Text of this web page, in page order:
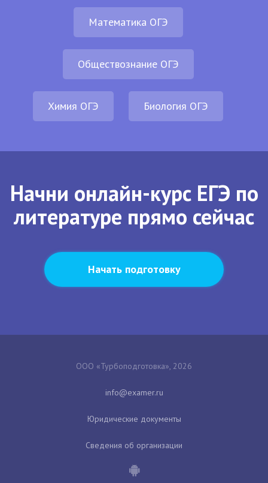
Математика ОГЭ
Обществознание ОГЭ
Химия ОГЭ Биология ОГЭ
Начни онлайн-курс ЕГЭ по
литературе прямо сейчас
Начать подготовку
ООО «Турбоподготовка», 2026
Юридические документы
Сведения об организации